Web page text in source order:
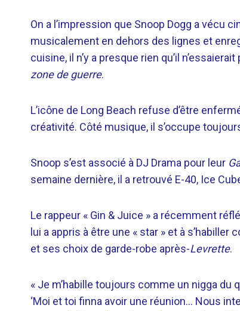
On a l’impression que Snoop Dogg a vécu
musicalement en dehors des lignes et
cuisine, il n’y a presque rien qu’il
zone de guerre.
L’icône de Long Beach refuse d’être
créativité. Côté musique, il s’occupe
Snoop s’est associé à DJ Drama pour leur
semaine dernière, il a retrouvé E-40, Ice
Le rappeur « Gin & Juice » a récemment
lui a appris à être une « star » et à
et ses choix de garde-robe après-Levrette.
« Je m’habille toujours comme un nigga du
‘Moi et toi finna avoir une réunion… Nous